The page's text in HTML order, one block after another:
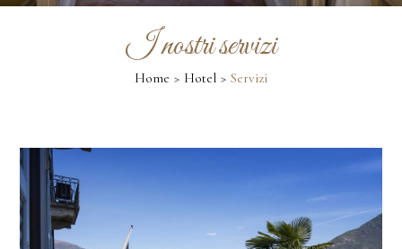
I nostri servizi
Home Hotel Servizi